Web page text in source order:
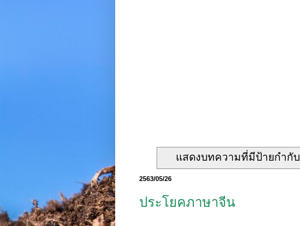
แสดงบทความที่มีป้ายกำกับ
2563/05/26
ประโยคภาษาจีน